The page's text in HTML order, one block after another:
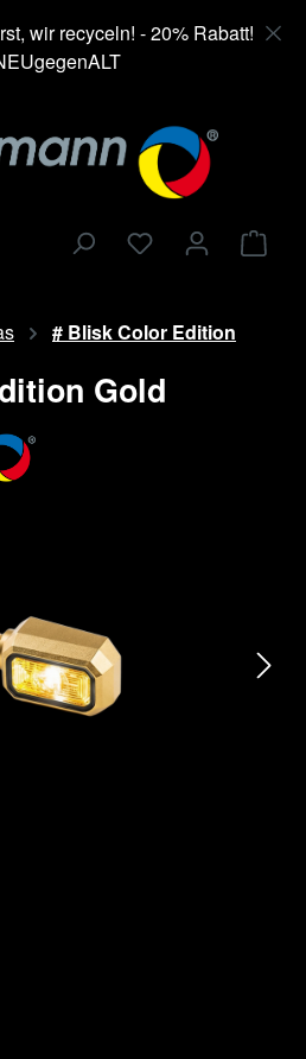
wir recyceln! - 20% Rabatt!
# Blisk Color Edition
Gold